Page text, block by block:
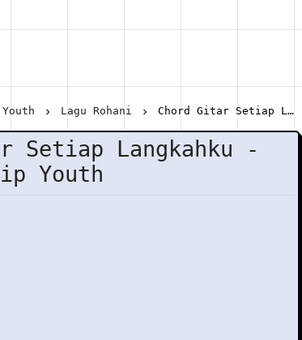
Youth Lagu Rohani Chord Gitar Setiap Langkahku - JPCC Worship Youth
Setiap Langkahku -
Youth